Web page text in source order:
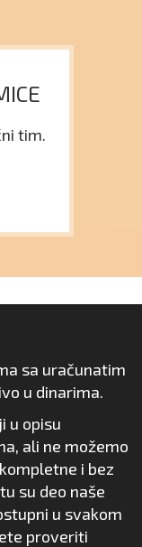
tim.
sa uračunatim
u dinarima.
u opisu
ali ne možemo
i bez
su deo naše
u svakom
proveriti